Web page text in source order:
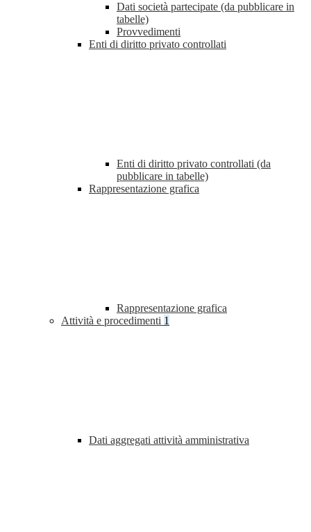
Dati società partecipate (da pubblicare in
tabelle)
Provvedimenti
Enti di diritto privato controllati
Enti di diritto privato controllati (da
pubblicare in tabelle)
Rappresentazione grafica
Rappresentazione grafica
Attività e procedimenti 1
Dati aggregati attività amministrativa